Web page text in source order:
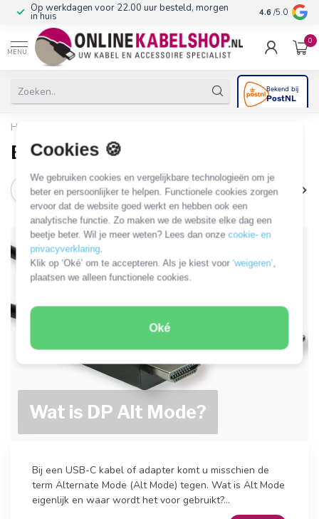
Cookies 🍪
We gebruiken cookies en vergelijkbare technologieën om je
beter en persoonlijker te helpen. Functionele cookies zorgen
ervoor dat de website goed werkt en hebben ook een
analytische functie. Zo maken we de website elke dag een
beetje beter. Wil je meer weten? Lees dan onzecookie- en
privacyverklaring.
Klik op ‘Oké’ om te accepteren. Als je kiest voor ‘weigeren’,
plaatsen we alleen functionele cookies.
Oké
Op werkdagen voor 22.00 uur besteld, morgen
in huis 10+jaar
4.6 /5.0
MENU
0
Home
Blogs
4k adapters analoog Apple
29
DEC
2023
Wat is DP Alt Mode?
Bij een USB-C kabel of adapter komt u misschien de
term Alternate Mode (Alt Mode) tegen. Wat is Alt Mode
eigenlijk en waar wordt het voor gebruikt?...